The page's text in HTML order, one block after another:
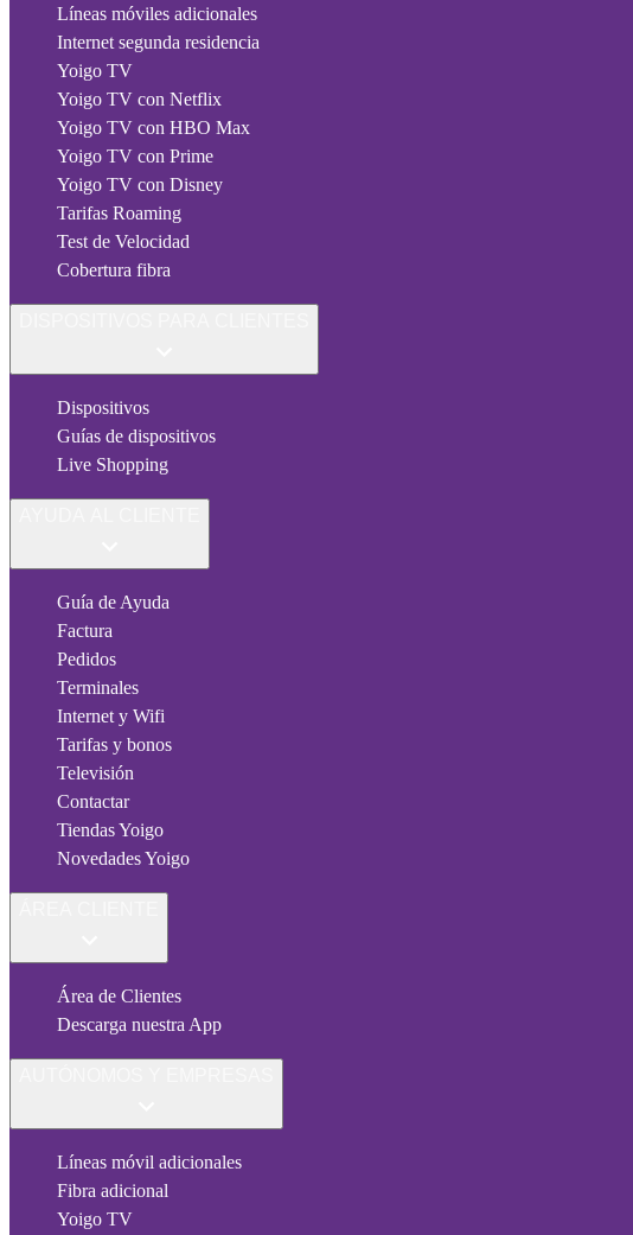
Líneas móviles adicionales
Internet segunda residencia
Yoigo TV
Yoigo TV con Netflix
Yoigo TV con HBO Max
Yoigo TV con Prime
Yoigo TV con Disney
Tarifas Roaming
Test de Velocidad
Cobertura fibra
Dispositivos
Guías de dispositivos
Live Shopping
Guía de Ayuda
Factura
Pedidos
Terminales
Internet y Wifi
Tarifas y bonos
Televisión
Contactar
Tiendas Yoigo
Novedades Yoigo
Área de Clientes
Descarga nuestra App
Líneas móvil adicionales
Fibra adicional
Yoigo TV